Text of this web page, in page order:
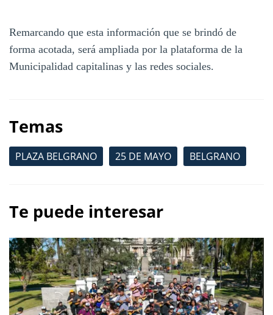
Remarcando que esta información que se brindó de
forma acotada, será ampliada por la plataforma de la
Municipalidad capitalinas y las redes sociales.
Temas
PLAZA BELGRANO 25 DE MAYO BELGRANO
Te puede interesar